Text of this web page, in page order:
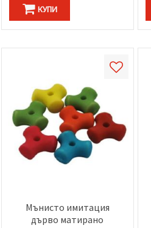
КУПИ
Мънисто имитация
дърво матирано